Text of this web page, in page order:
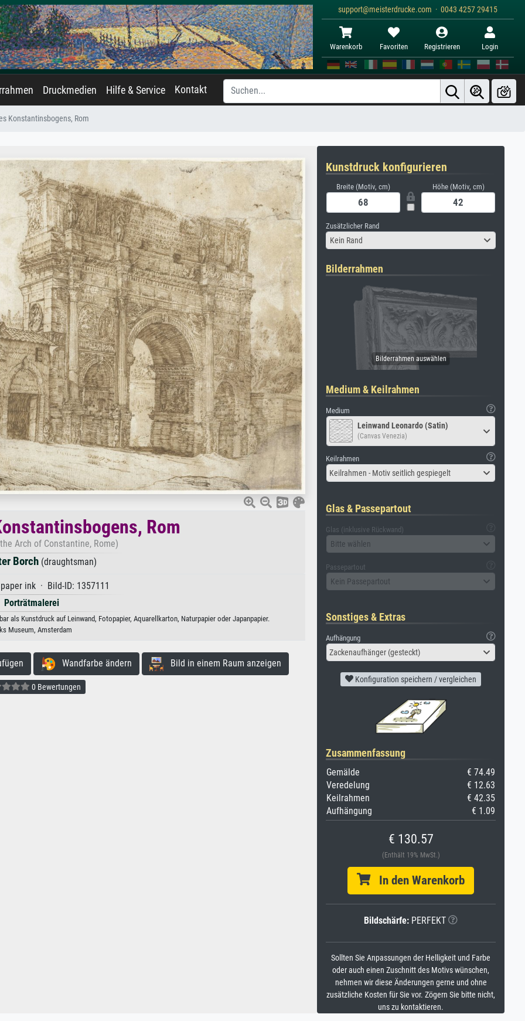
support@meisterdrucke.com · 0043 4257 29415
Warenkorb Favoriten Registrieren Login
Druckmedien Hilfe & Service Kontakt
Konstantinsbogens, Rom
Rom
Arch of Constantine, Rome)
Borch (draughtsman)
ink · Bild-ID: 1357111
Porträtmalerei
als Kunstdruck auf Leinwand, Fotopapier, Aquarellkarton, Naturpapier oder Japanpapier.
Museum, Amsterdam
Wandfarbe ändern Bild in einem Raum anzeigen
0 Bewertungen
Kunstdruck konfigurieren
Breite (Motiv, cm) Höhe (Motiv, cm)
Zusätzlicher Rand
Kein Rand
Bilderrahmen
Medium & Keilrahmen
Medium
Leinwand Leonardo (Satin)
(Canvas Venezia)
Keilrahmen
Keilrahmen - Motiv seitlich gespiegelt
Glas & Passepartout
Glas (inklusive Rückwand)
Bitte wählen
Passepartout
Kein Passepartout
Sonstiges & Extras
Aufhängung
Zackenaufhänger (gesteckt)
Konfiguration speichern / vergleichen
Zusammenfassung
Gemälde
€ 74.49
Veredelung
€ 12.63
Keilrahmen
€ 42.35
Aufhängung
€ 1.09
€ 130.57
(Enthält 19% MwSt.)
In den Warenkorb
Bildschärfe: PERFEKT
Sollten Sie Anpassungen der Helligkeit und Farbe
oder auch einen Zuschnitt des Motivs wünschen,
nehmen wir diese Änderungen gerne und ohne
zusätzliche Kosten für Sie vor. Zögern Sie bitte nicht,
uns zu kontaktieren.